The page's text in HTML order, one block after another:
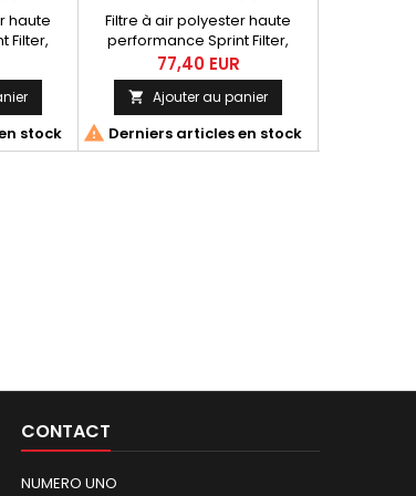
haute
Filter,
stock
Filtre à air polyester haute
performance Sprint Filter,
référence CM45S pour
Kawasaki KLX 400 R (03) et
Suzuki DRZ 400 E / SM (01-08),
DRZ 400 S / SM (00-11)
77,40 EUR
 Ajouter au panier
 Derniers articles en stock
CONTACT
NUMERO UNO